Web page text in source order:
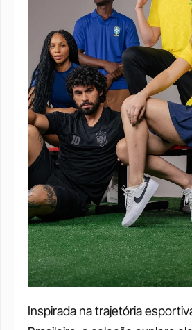
Inspirada na trajetória